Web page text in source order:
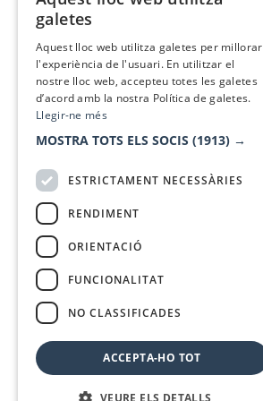
galetes
Aquest lloc web utilitza galetes per millorar
l'experiència de l'usuari. En utilitzar el
nostre lloc web, accepteu totes les galetes
d’acord amb la nostra Política de galetes.
Llegir-ne més
MOSTRA TOTS ELS SOCIS (1913) →
ESTRICTAMENT NECESSÀRIES
RENDIMENT
ORIENTACIÓ
FUNCIONALITAT
NO CLASSIFICADES
ACCEPTA-HO TOT
VEURE ELS DETALLS